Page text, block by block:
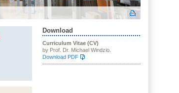
Download
Curriculum Vitae (CV)
by Prof. Dr. Michael Windzio.
Download PDF